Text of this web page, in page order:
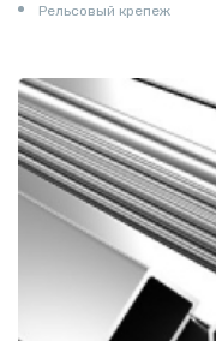
Рельсовый крепеж